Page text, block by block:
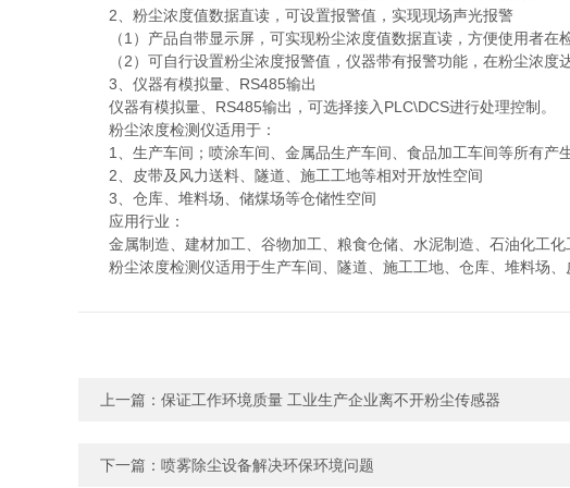
2、粉尘浓度值数据直读，可设置报警值，实现现场声光报警
（1）产品自带显示屏，可实现粉尘浓度值数据直读，方便使用者在检
（2）可自行设置粉尘浓度报警值，仪器带有报警功能，在粉尘浓度达
3、仪器有模拟量、RS485输出
仪器有模拟量、RS485输出，可选择接入PLC\DCS进行处理控制。
粉尘浓度检测仪适用于：
1、生产车间；喷涂车间、金属品生产车间、食品加工车间等所有产
2、皮带及风力送料、隧道、施工工地等相对开放性空间
3、仓库、堆料场、储煤场等仓储性空间
应用行业：
金属制造、建材加工、谷物加工、粮食仓储、水泥制造、石油化工化
粉尘浓度检测仪适用于生产车间、隧道、施工工地、仓库、堆料场、
上一篇： 保证工作环境质量 工业生产企业离不开粉尘传感器
下一篇： 喷雾除尘设备解决环保环境问题